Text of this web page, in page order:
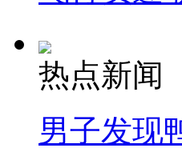
热点新闻
男子发现